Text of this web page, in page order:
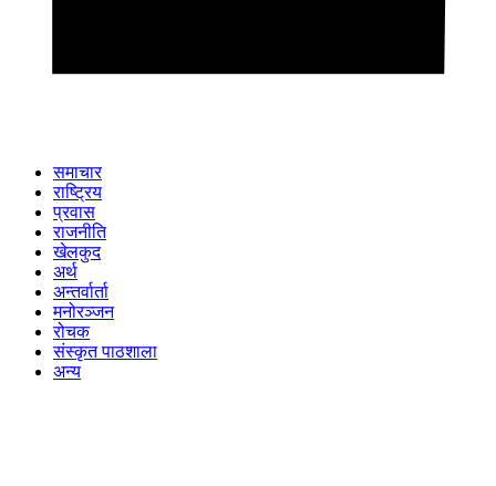
समाचार
राष्ट्रिय
प्रवास
राजनीति
खेलकुद
अर्थ
अन्तर्वार्ता
मनोरञ्जन
रोचक
संस्कृत पाठशाला
अन्य